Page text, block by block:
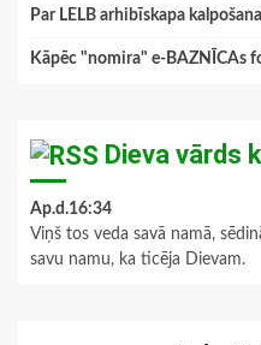
Par LELB arhibīskapa
Kāpēc "nomira" e-BAZNĪCAs
Dieva vārds
Ap.d.16:34
Viņš tos veda savā namā,
savu namu, ka ticēja Dievam.